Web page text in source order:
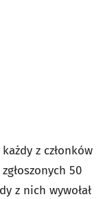
z członków
50
z nich wywołał